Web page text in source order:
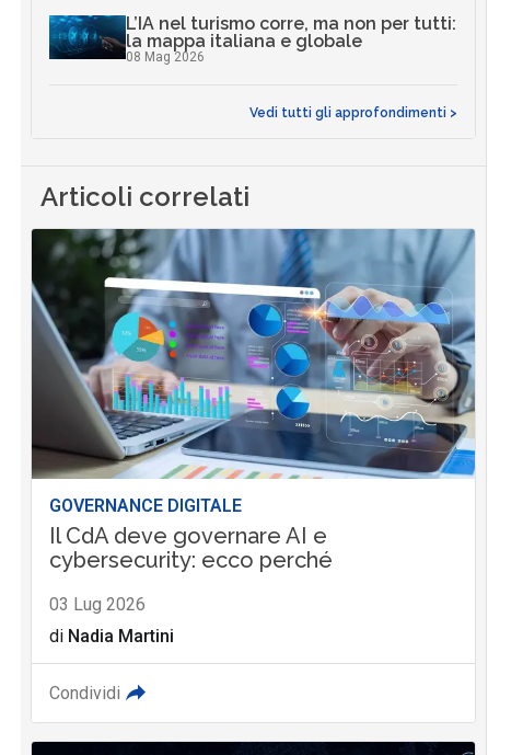
L’IA nel turismo corre, ma non per tutti:
la mappa italiana e globale
08 Mag 2026
Vedi tutti gli approfondimenti >
Articoli correlati
GOVERNANCE DIGITALE
Il CdA deve governare AI e
cybersecurity: ecco perché
03 Lug 2026
di Nadia Martini
Condividi